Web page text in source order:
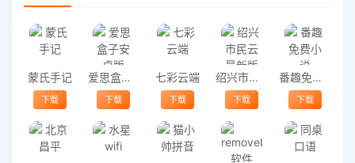
蒙氏手记
下载
爱思盒子安卓版
下载
七彩云端
下载
绍兴市民云最新版
下载
番趣免费小说
下载